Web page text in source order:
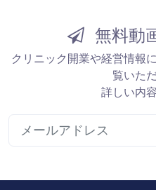
無料動
クリニック開業や経営情報
覧いた
詳しい内